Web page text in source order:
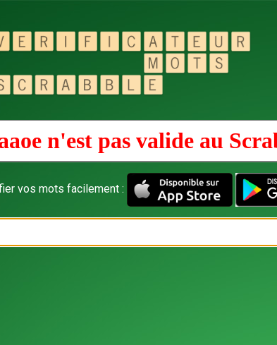
n'est pas valide au
vos mots facilement :